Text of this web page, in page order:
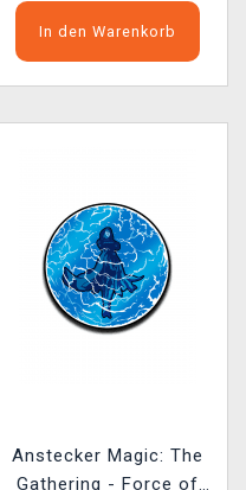
In den Warenkorb
Anstecker Magic: The
Gathering - Force of